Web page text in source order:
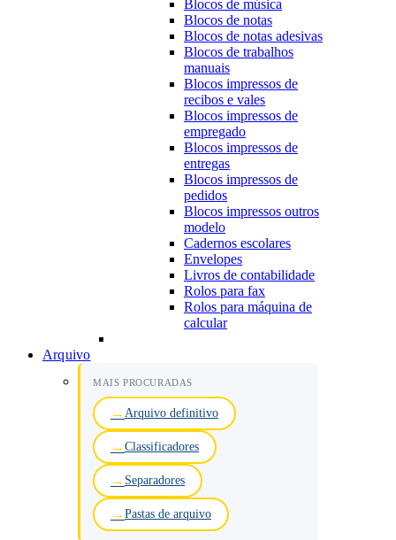
Blocos de música
Blocos de notas
Blocos de notas adesivas
Blocos de trabalhos
manuais
Blocos impressos de
recibos e vales
Blocos impressos de
empregado
Blocos impressos de
entregas
Blocos impressos de
pedidos
Blocos impressos outros
modelo
Cadernos escolares
Envelopes
Livros de contabilidade
Rolos para fax
Rolos para máquina de
calcular
Arquivo
MAIS PROCURADAS
Arquivo definitivo
Classificadores
Separadores
Pastas de arquivo